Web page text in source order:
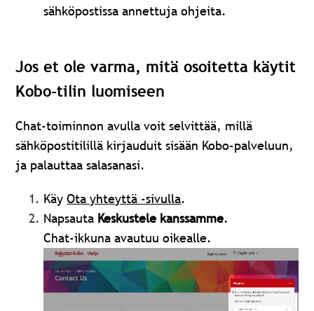
sähköpostissa annettuja ohjeita.
Jos et ole varma, mitä osoitetta käytit
Kobo-tilin luomiseen
Chat-toiminnon avulla voit selvittää, millä
sähköpostitilillä kirjauduit sisään Kobo-palveluun,
ja palauttaa salasanasi.
KäyOta yhteyttä -sivulla.
Napsauta Keskustele kanssamme.
Chat-ikkuna avautuu oikealle.